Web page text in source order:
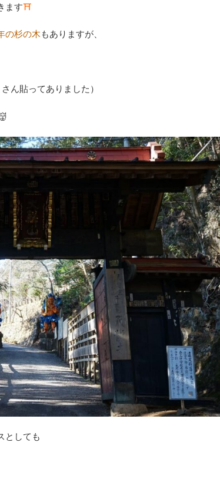
ます⛩
の杉の木もありますが、
ん貼ってありました）
としても